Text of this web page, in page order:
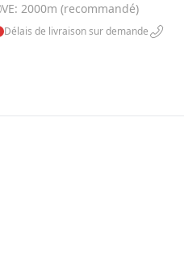
VE: 2000m (recommandé)
Délais de livraison sur demande